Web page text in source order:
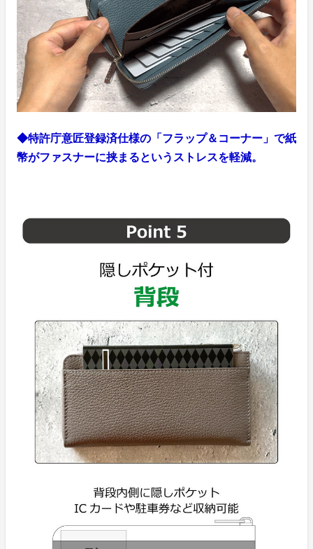
◆特許庁意匠登録済仕様の「フラップ＆コーナー」で紙
幣がファスナーに挟まるというストレスを軽減。